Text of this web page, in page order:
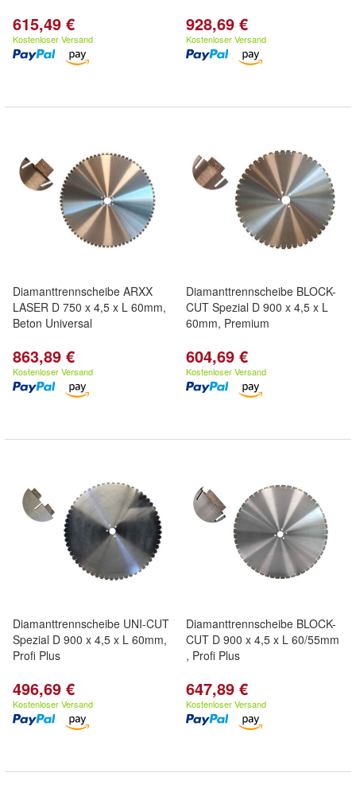
615,49 €
Kostenloser Versand
928,69 €
Kostenloser Versand
Diamanttrennscheibe ARXX
LASER D 750 x 4,5 x L 60mm,
Beton Universal
863,89 €
Kostenloser Versand
Diamanttrennscheibe BLOCK-
CUT Spezial D 900 x 4,5 x L
60mm, Premium
604,69 €
Kostenloser Versand
Diamanttrennscheibe UNI-CUT
Spezial D 900 x 4,5 x L 60mm,
Profi Plus
496,69 €
Kostenloser Versand
Diamanttrennscheibe BLOCK-
CUT D 900 x 4,5 x L 60/55mm
, Profi Plus
647,89 €
Kostenloser Versand